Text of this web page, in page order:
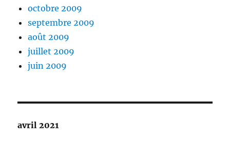
octobre 2009
septembre 2009
août 2009
juillet 2009
juin 2009
avril 2021